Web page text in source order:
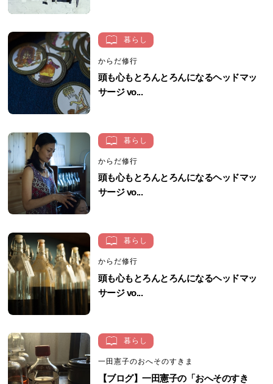
暮らし
からだ修行
頭も心もとろんとろんになるヘッドマッ
サージ vo...
暮らし
からだ修行
頭も心もとろんとろんになるヘッドマッ
サージ vo...
暮らし
からだ修行
頭も心もとろんとろんになるヘッドマッ
サージ vo...
暮らし
一田憲子のおへそのすきま
【ブログ】一田憲子の「おへそのすき